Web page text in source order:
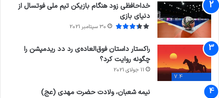
خداحافظی زود هنگام بازیکن تیم ملی فوتسال از
دنیای بازی
30 سپتامبر 2021
7.4
راکستار داستان فوق‌العاده‌ی رد دد ریدمپشن را
چگونه روایت کرد؟
11 جولای 2021
نیمه شعبان، ولادت حضرت مهدی (عج)